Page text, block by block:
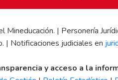
Mineducación. | Personería
| Notificaciones judiciales en
y acceso a la